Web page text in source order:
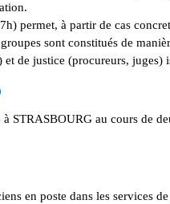
permet, à partir de cas
sont constitués de
de justice (procureurs, juges)
STRASBOURG au cours de
en poste dans les services